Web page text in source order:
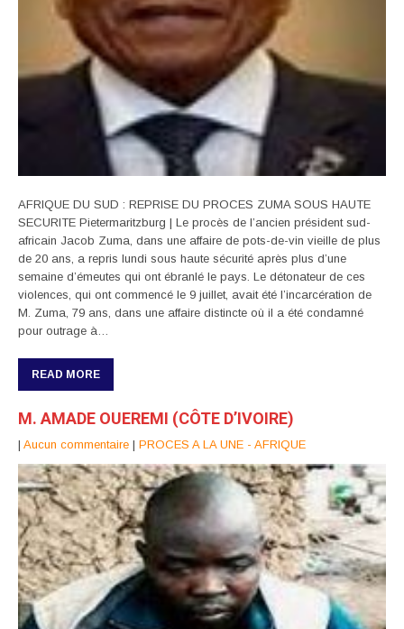
AFRIQUE DU SUD : REPRISE DU PROCES ZUMA SOUS HAUTE
SECURITE Pietermaritzburg | Le procès de l’ancien président sud-
africain Jacob Zuma, dans une affaire de pots-de-vin vieille de plus
de 20 ans, a repris lundi sous haute sécurité après plus d’une
semaine d’émeutes qui ont ébranlé le pays. Le détonateur de ces
violences, qui ont commencé le 9 juillet, avait été l’incarcération de
M. Zuma, 79 ans, dans une affaire distincte où il a été condamné
pour outrage à…
READ MORE
M. AMADE OUEREMI (CÔTE D’IVOIRE)
| Aucun commentaire | PROCES A LA UNE - AFRIQUE